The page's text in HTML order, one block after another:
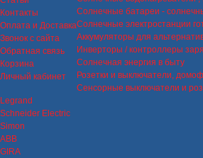
Контакты
Оплата и Доставка
Звонок с сайта
Обратная связь
Корзина
Личный кабинет
Солнечные батареи -
Солнечные электростанции
Аккумуляторы для
Инверторы / контроллеры
Солнечная энергия в быту
Розетки и выключатели,
Сенсорные выключатели и
Legrand
Schneider Electric
Simon
ABB
GIRA